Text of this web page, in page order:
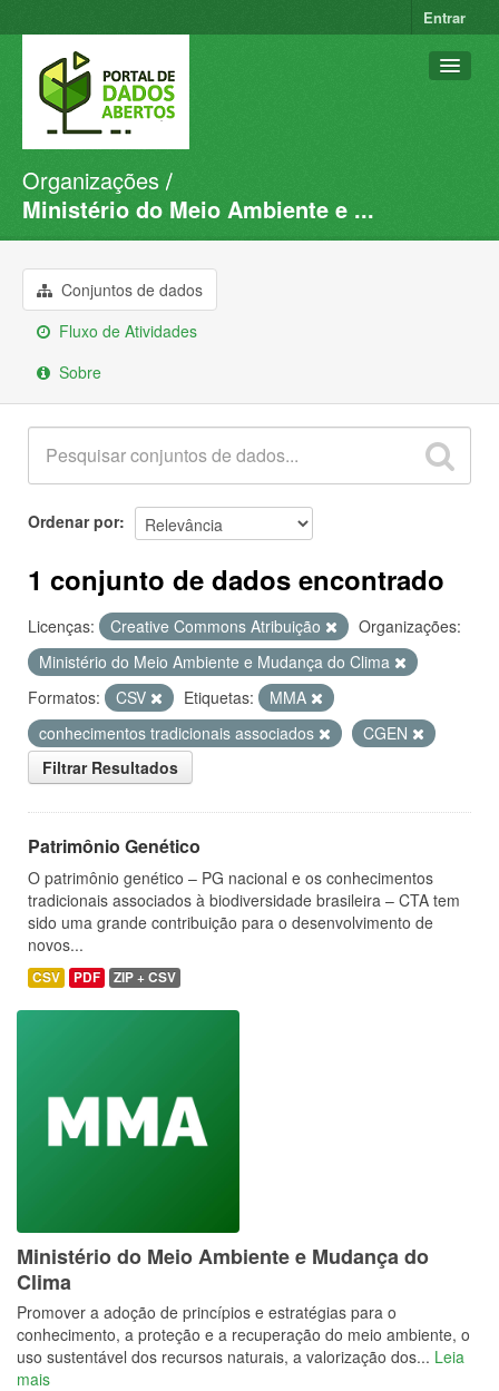
Entrar
Conjuntos de dados
Organizações
Sobre
Organizações
Ministério do Meio Ambiente e ...
Conjuntos de dados
Fluxo de Atividades
Sobre
Ordenar por
1 conjunto de dados encontrado
Licenças: Creative Commons Atribuição
Organizações:
Ministério do Meio Ambiente e Mudança do Clima
Formatos:
CSV Etiquetas:
MMA
conhecimentos tradicionais associados
CGEN
Filtrar Resultados
Patrimônio Genético
O patrimônio genético – PG nacional e os conhecimentos
tradicionais associados à biodiversidade brasileira – CTA tem
sido uma grande contribuição para o desenvolvimento de
novos...
CSV PDF ZIP + CSV
Ministério do Meio Ambiente e Mudança do
Clima
Promover a adoção de princípios e estratégias para o
conhecimento, a proteção e a recuperação do meio ambiente, o
uso sustentável dos recursos naturais, a valorização dos... Leia
mais